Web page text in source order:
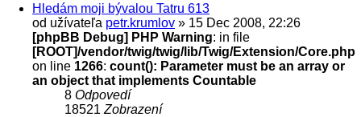
Hledám moji bývalou Tatru 613
od užívateľa petr.krumlov » 15 Dec 2008, 22:26
[phpBB Debug] PHP Warning: in file
[ROOT]/vendor/twig/twig/lib/Twig/Extension/Core.php
on line 1266: count(): Parameter must be an array or
an object that implements Countable
8 Odpovedí
18521 Zobrazení